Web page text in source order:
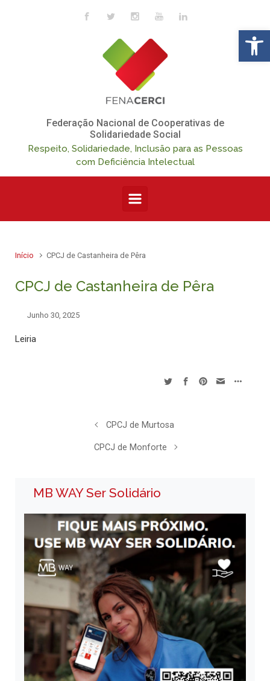
Skip to main content
Federação Nacional de Cooperativas de
Solidariedade Social
Respeito, Solidariedade, Inclusão para as Pessoas
com Deficiência Intelectual
Início CPCJ de Castanheira de Pêra
CPCJ de Castanheira de Pêra
Junho 30, 2025
Leiria
CPCJ de Murtosa
CPCJ de Monforte
MB WAY Ser Solidário